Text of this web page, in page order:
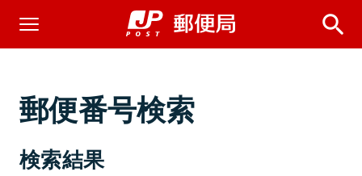
郵便番号検索
検索結果